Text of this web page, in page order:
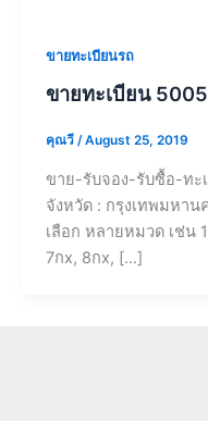
ขายทะเบียนรถ
ขายทะเบียน
คุณวี /August 25, 2019
ขาย-รับจอง-รับซื้อ-ทะ
จังหวัด : กรุงเทพมหาน
เลือก หลายหมวด เช่น
7กx, 8กx, […]